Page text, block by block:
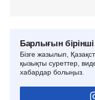
Барлығын
Бізге жазылып,
қызықты суреттер,
хабардар болыңыз.